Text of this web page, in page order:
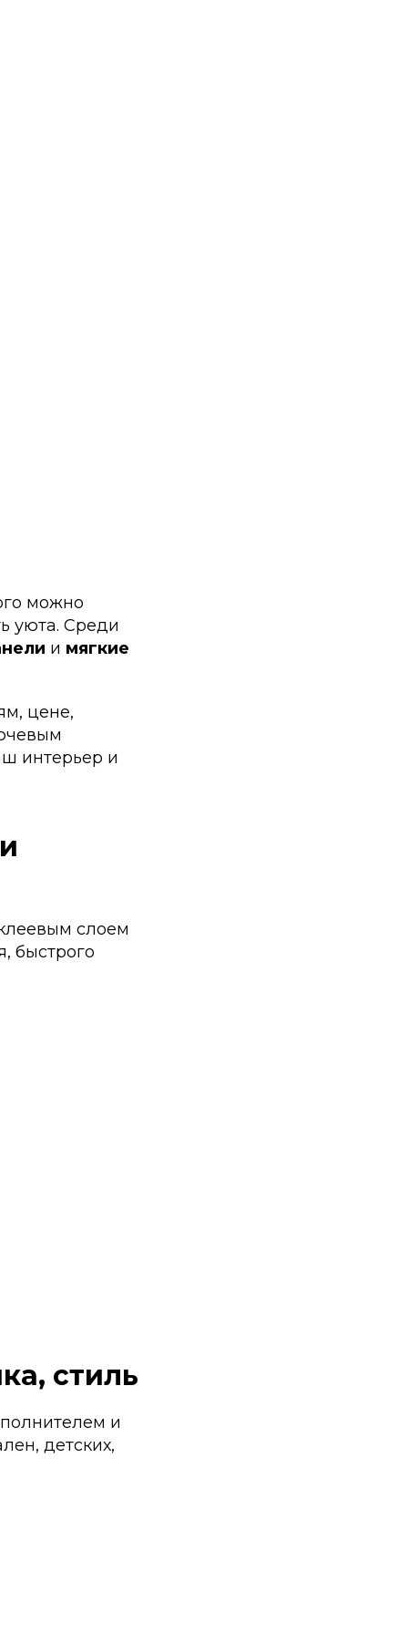
можно
уюта. Среди
и мягкие
цене,
интерьер и
слоем
быстрого
стиль
и
детских,